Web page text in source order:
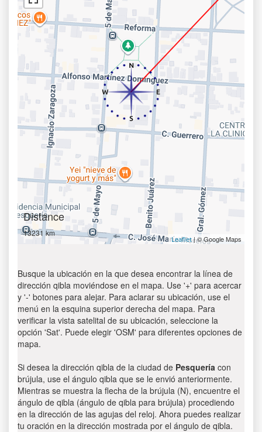
Distance
13231 km
Leaflet| © Google Maps
Busque la ubicación en la que desea encontrar la línea de
dirección qibla moviéndose en el mapa. Use '+' para acercar
y '-' botones para alejar. Para aclarar su ubicación, use el
menú en la esquina superior derecha del mapa. Para
verificar la vista satelital de su ubicación, seleccione la
opción 'Sat'. Puede elegir 'OSM' para diferentes opciones de
mapa.
Si desea la dirección qibla de la ciudad de Pesquería con
brújula, use el ángulo qibla que se le envió anteriormente.
Mientras se muestra la flecha de la brújula (N), encuentre el
ángulo de qibla (ángulo de qibla para brújula) procediendo
en la dirección de las agujas del reloj. Ahora puedes realizar
tu oración en la dirección mostrada por el ángulo de qibla.